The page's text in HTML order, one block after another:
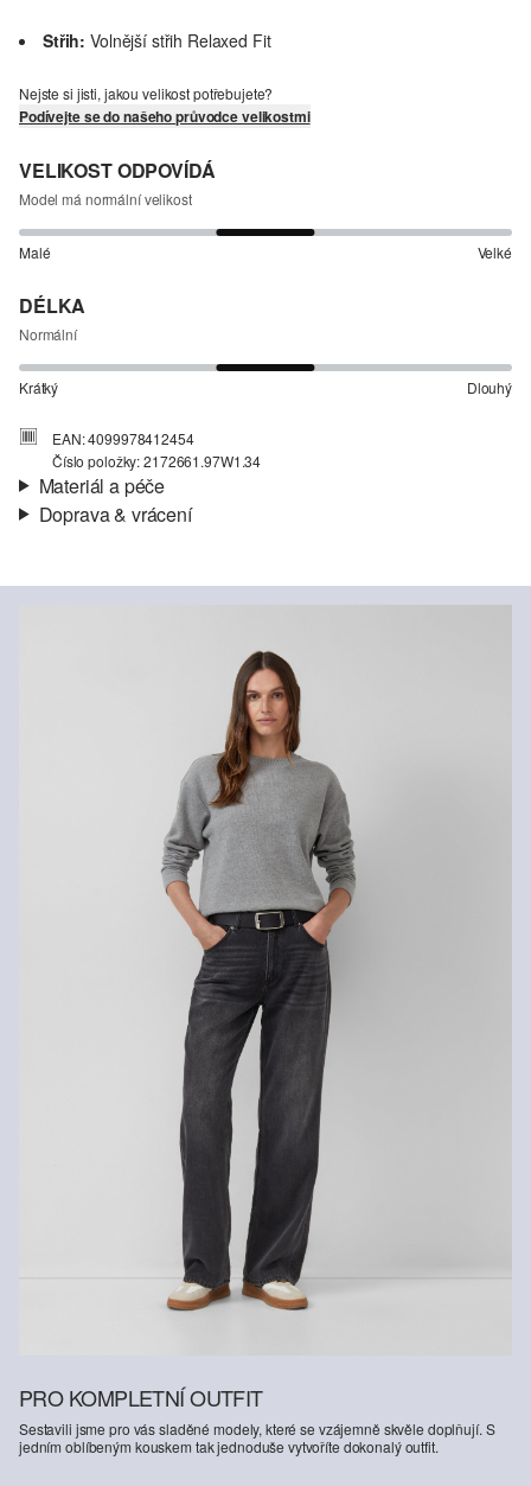
Střih: Volnější střih Relaxed Fit
Nejste si jisti, jakou velikost potřebujete?
Podívejte se do našeho průvodce velikostmi
VELIKOST ODPOVÍDÁ
Model má normální velikost
Malé Velké
DÉLKA
Normální
Krátký Dlouhý
EAN: 4099978412454
Číslo položky: 2172661.97W1.34
Materiál a péče
Materiál: Směs s bavlnou
Nelze bělit chlórem
Nesušit v sušičce
Šetrné praní v pračce na 30 °
Nežehlit při vysoké teplotě
Nelze chemicky čistit
Doprava & vrácení
Vaše objednávka bude odeslána do 4-8 pracovních dnů
standardní doručení jsou 119,00 Kč .
Své zboží nám můžete bezplatně vrátit do 14 dnů.
PRO KOMPLETNÍ OUTFIT
Sestavili jsme pro vás sladěné modely, které se vzájemně skvěle doplňují. S
jedním oblíbeným kouskem tak jednoduše vytvoříte dokonalý outfit.